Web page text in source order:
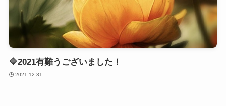
🔷2021有難うございました！
2021-12-31